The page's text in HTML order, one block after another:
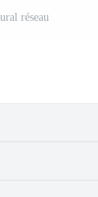
réseau